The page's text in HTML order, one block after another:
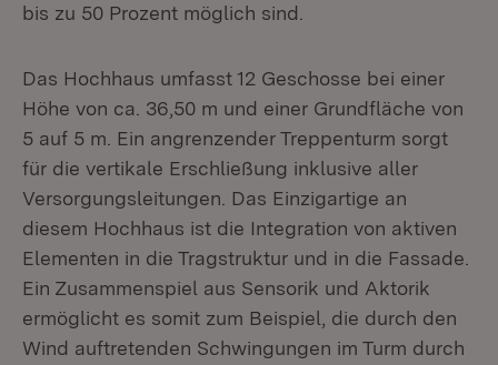
bis zu 50 Prozent möglich sind.
Das Hochhaus umfasst 12 Geschosse bei einer
Höhe von ca. 36,50 m und einer Grundfläche von
5 auf 5 m. Ein angrenzender Treppenturm sorgt
für die vertikale Erschließung inklusive aller
Versorgungsleitungen. Das Einzigartige an
diesem Hochhaus ist die Integration von aktiven
Elementen in die Tragstruktur und in die Fassade.
Ein Zusammenspiel aus Sensorik und Aktorik
ermöglicht es somit zum Beispiel, die durch den
Wind auftretenden Schwingungen im Turm durch